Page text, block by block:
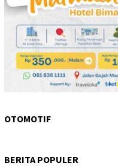
OTOMOTIF
BERITA POPULER